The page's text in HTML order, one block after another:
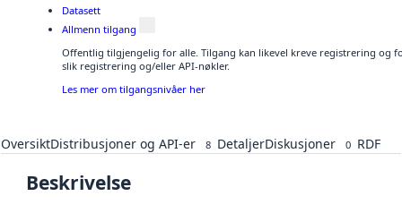
Datasett
Allmenn tilgang
Offentlig tilgjengelig for alle. Tilgang kan likevel kreve registrering og
slik registrering og/eller API-nøkler.
Les mer om tilgangsnivåer her
OversiktDistribusjoner og API-er 8 DetaljerDiskusjoner 0 RDF
Beskrivelse